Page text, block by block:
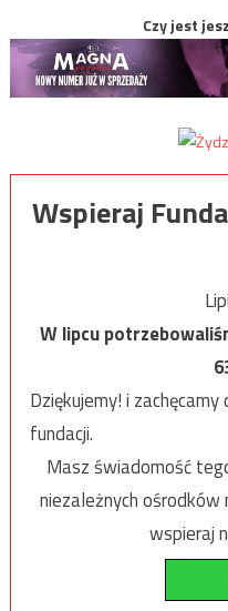
Czy jest
Wspieraj
W lipcu
Dziękujemy! i
fundacji.
Masz świadomość
niezależnych ośrodków
wspieraj